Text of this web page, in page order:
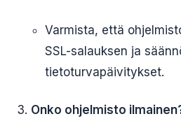
Varmista, että
SSL-salauksen ja
tietoturvapäivitykset.
Onko ohjelmisto